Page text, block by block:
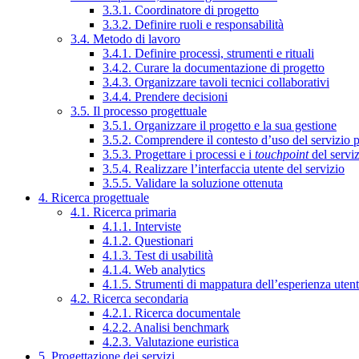
3.3.1. Coordinatore di progetto
3.3.2. Definire ruoli e responsabilità
3.4. Metodo di lavoro
3.4.1. Definire processi, strumenti e rituali
3.4.2. Curare la documentazione di progetto
3.4.3. Organizzare tavoli tecnici collaborativi
3.4.4. Prendere decisioni
3.5. Il processo progettuale
3.5.1. Organizzare il progetto e la sua gestione
3.5.2. Comprendere il contesto d’uso del servizio
3.5.3. Progettare i processi e i touchpointdel
3.5.4. Realizzare l’interfaccia utente del servizio
3.5.5. Validare la soluzione ottenuta
4. Ricerca progettuale
4.1. Ricerca primaria
4.1.1. Interviste
4.1.2. Questionari
4.1.3. Test di usabilità
4.1.4. Web analytics
4.1.5. Strumenti di mappatura dell’esperienza
4.2. Ricerca secondaria
4.2.1. Ricerca documentale
4.2.2. Analisi benchmark
4.2.3. Valutazione euristica
5. Progettazione dei servizi